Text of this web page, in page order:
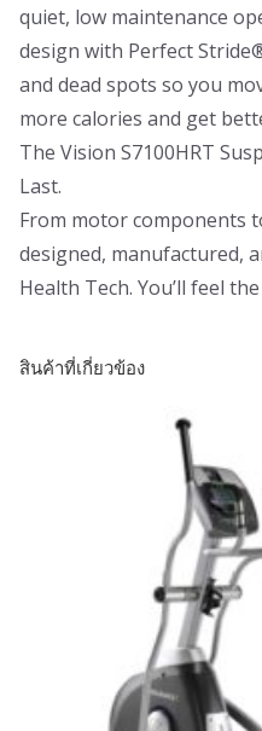
quiet, low maintenance
design with Perfect
and dead spots so you
more calories and get
The Vision S7100HRT
Last.
From motor components
designed, manufactured,
Health Tech. You’ll feel
สินค้าที่เกี่ยวข้อง